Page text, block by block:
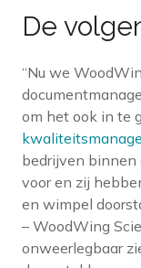
De
“Nu we
om het ook in te
bedrijven binnen
voor en zij
en wimpel
– WoodWing
onweerlegbaar